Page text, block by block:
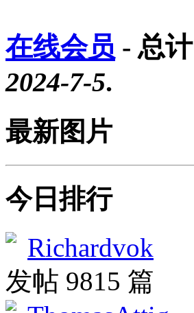
在线会员 - 总计
2024-7-5.
最新图片
今日排行
Richardvok
发帖 9815 篇